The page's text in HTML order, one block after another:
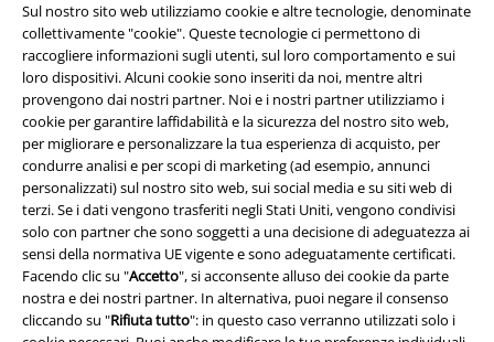
Sul nostro sito web utilizziamo cookie e altre tecnologie, denominate
collettivamente "cookie". Queste tecnologie ci permettono di
raccogliere informazioni sugli utenti, sul loro comportamento e sui
loro dispositivi. Alcuni cookie sono inseriti da noi, mentre altri
provengono dai nostri partner. Noi e i nostri partner utilizziamo i
cookie per garantire laffidabilità e la sicurezza del nostro sito web,
per migliorare e personalizzare la tua esperienza di acquisto, per
condurre analisi e per scopi di marketing (ad esempio, annunci
personalizzati) sul nostro sito web, sui social media e su siti web di
terzi. Se i dati vengono trasferiti negli Stati Uniti, vengono condivisi
solo con partner che sono soggetti a una decisione di adeguatezza ai
sensi della normativa UE vigente e sono adeguatamente certificati.
Facendo clic su "Accetto", si acconsente alluso dei cookie da parte
nostra e dei nostri partner. In alternativa, puoi negare il consenso
cliccando su "Rifiuta tutto": in questo caso verranno utilizzati solo i
Info legali
Termini & Condizioni
Redazione
Legge sulla Privacy